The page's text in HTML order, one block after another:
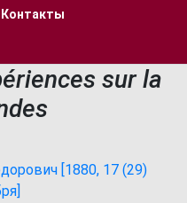
Контакты
sur la
[1880, 17 (29)